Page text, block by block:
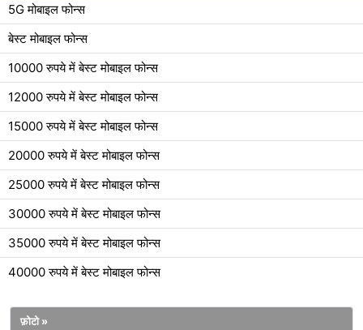
5G मोबाइल फोन्स
बेस्ट मोबाइल फोन्स
10000 रुपये में बेस्ट मोबाइल फोन्स
12000 रुपये में बेस्ट मोबाइल फोन्स
15000 रुपये में बेस्ट मोबाइल फोन्स
20000 रुपये में बेस्ट मोबाइल फोन्स
25000 रुपये में बेस्ट मोबाइल फोन्स
30000 रुपये में बेस्ट मोबाइल फोन्स
35000 रुपये में बेस्ट मोबाइल फोन्स
40000 रुपये में बेस्ट मोबाइल फोन्स
फ़ोटो »